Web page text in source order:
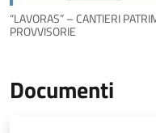
“LAVORAS” – CANTIERI
PROVVISORIE
Documenti